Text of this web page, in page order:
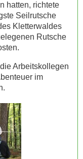
hatten, richtete
Seilrutsche
Kletterwaldes
Rutsche
Arbeitskollegen
im